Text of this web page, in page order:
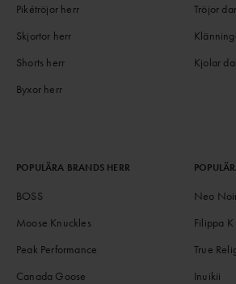
Pikétröjor herr
Skjortor herr
Shorts herr
Byxor herr
Tröjor
Kjolar
POPULÄRA BRANDS HERR
BOSS
Moose Knuckles
Peak Performance
Canada Goose
Neo
Filippa K
True
Inuikii